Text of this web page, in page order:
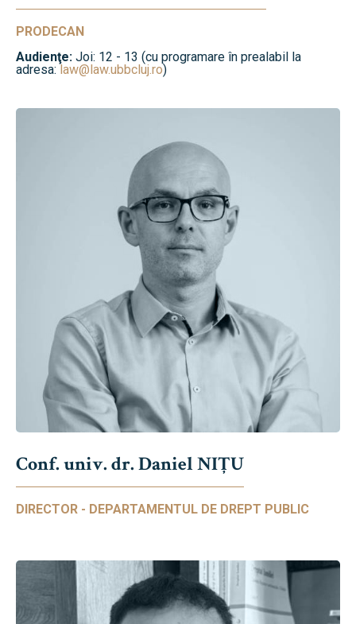
PRODECAN
Audienţe: Joi: 12 - 13 (cu programare în prealabil la
adresa:law@law.ubbcluj.ro)
Conf. univ. dr. Daniel NIŢU
DIRECTOR - DEPARTAMENTUL DE DREPT PUBLIC